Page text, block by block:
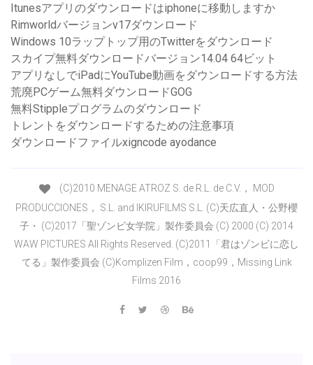
Itunesアプリのダウンロードはiphoneに移動しますか
Rimworldバージョンv17ダウンロード
Windows 10ラップトップ用のTwitterをダウンロード
スカイプ無料ダウンロードバージョン14.04 64ビット
アプリなしでiPadにYouTube動画をダウンロードする方法
荒廃PCゲーム無料ダウンロードGOG
無料Stippleプログラムのダウンロード
トレントをダウンロードするための注意事項
ダウンロードファイルxigncode ayodance
(C)2010 MENAGE ATROZ S. de R.L. de C.V.， MOD
PRODUCCIONES， S.L. and IKIRUFILMS S.L. (C)天広直人・公野櫻
子・ (C)2017「聖ゾンビ女学院」製作委員会 (C) 2000 (C) 2014
WAW PICTURES All Rights Reserved. (C)2011「君はゾンビに恋し
てる」製作委員会 (C)Komplizen Film，coop99，Missing Link
Films 2016